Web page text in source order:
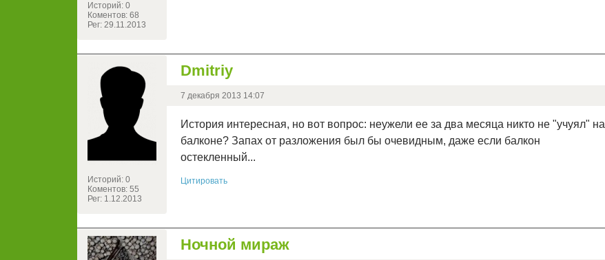
Историй: 0
Коментов: 68
Рег: 29.11.2013
Историй: 0
Коментов: 55
Рег: 1.12.2013
Dmitriy
7 декабря 2013 14:07
История интересная, но вот вопрос: неужели ее за два месяца никто не "учуял" на
балконе? Запах от разложения был бы очевидным, даже если балкон
остекленный...
Цитировать
Ночной мираж